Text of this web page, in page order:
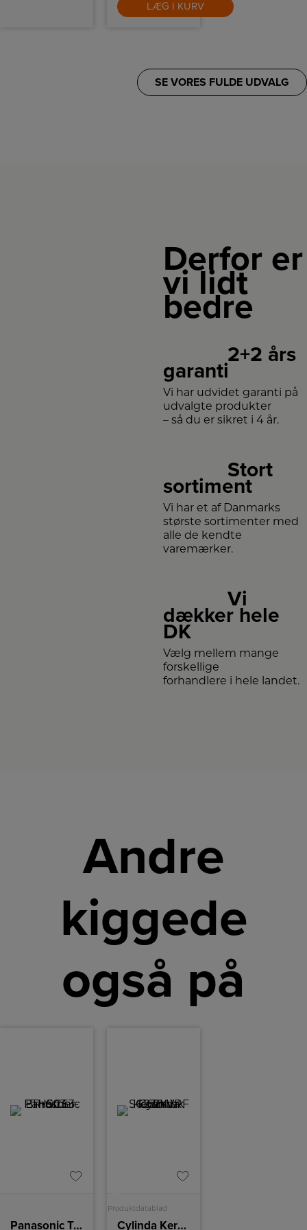
LÆG I KURV
SE VORES FULDE UDVALG
Derfor er
vi lidt
bedre
2+2 års
garanti
Vi har udvidet garanti på
udvalgte produkter
– så du er sikret i 4 år.
Stort
sortiment
Vi har et af Danmarks
største sortimenter med
alle de kendte
varemærker.
Vi
dækker hele
DK
Vælg mellem mange
forskellige
forhandlere i hele landet.
Andre
kiggede
også på
Panasonic Trimmer
Produktdatablad
Cylinda Keramisk komfur